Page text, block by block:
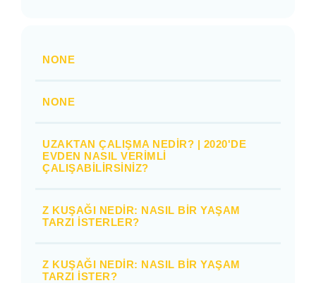
NONE
NONE
UZAKTAN ÇALIŞMA NEDIR? | 2020'DE
EVDEN NASIL VERIMLI
ÇALIŞABILIRSINIZ?
Z KUŞAĞI NEDIR: NASIL BIR YAŞAM
TARZI İSTERLER?
Z KUŞAĞI NEDIR: NASIL BIR YAŞAM
TARZI İSTER?